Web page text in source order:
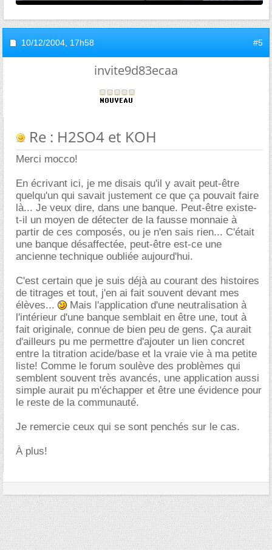
10/12/2004, 17h58 #5
invite9d83ecaa
Re : H2SO4 et KOH
Merci mocco!
En écrivant ici, je me disais qu'il y avait peut-être
quelqu'un qui savait justement ce que ça pouvait faire
là... Je veux dire, dans une banque. Peut-être existe-
t-il un moyen de détecter de la fausse monnaie à
partir de ces composés, ou je n'en sais rien... C'était
une banque désaffectée, peut-être est-ce une
ancienne technique oubliée aujourd'hui.
C'est certain que je suis déjà au courant des histoires
de titrages et tout, j'en ai fait souvent devant mes
élèves...
Mais l'application d'une neutralisation à
l'intérieur d'une banque semblait en être une, tout à
fait originale, connue de bien peu de gens. Ça aurait
d'ailleurs pu me permettre d'ajouter un lien concret
entre la titration acide/base et la vraie vie à ma petite
liste! Comme le forum soulève des problèmes qui
semblent souvent très avancés, une application aussi
simple aurait pu m'échapper et être une évidence pour
le reste de la communauté.
Je remercie ceux qui se sont penchés sur le cas.
À plus!